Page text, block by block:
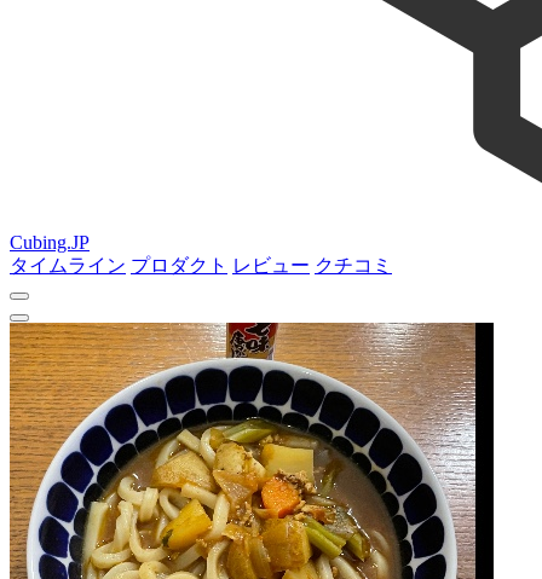
Cubing.JP
タイムライン プロダクト レビュー クチコミ